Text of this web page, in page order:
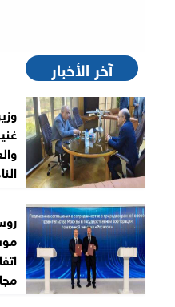
آخر الأخبار